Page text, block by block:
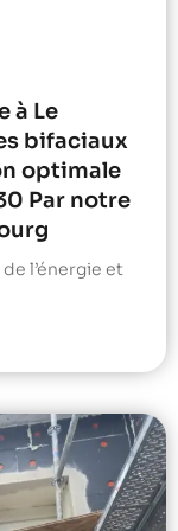
à Le
bifaciaux
optimale
Par notre
l’énergie et